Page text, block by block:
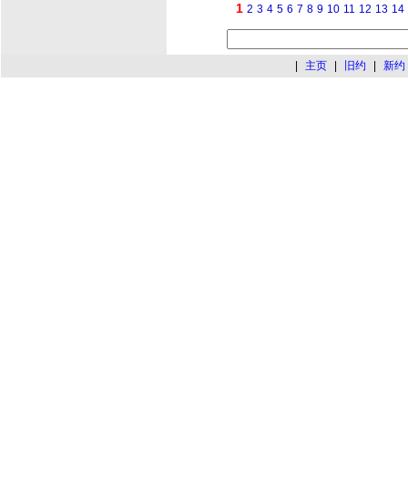
1 2 3 4 5 6 7 8 9 10 11 12 13 14
| 主页 | 旧约 | 新约